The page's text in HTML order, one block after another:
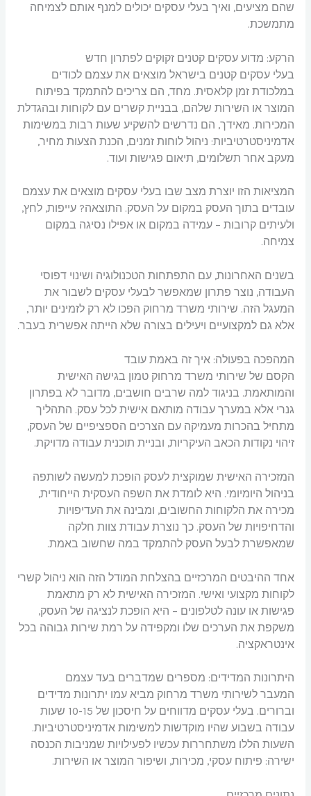
שהם מציעים, ואיך בעלי עסקים יכולים למנף אותם לצמיחה
מתמשכת.
הרקע: מדוע עסקים קטנים זקוקים לפתרון חדש
בעלי עסקים קטנים בישראל מוצאים את עצמם לכודים
במלכודת זמן קלאסית. מחד, הם צריכים להתמקד בפיתוח
המוצר או השירות שלהם, בבניית קשרים עם לקוחות ובהגדלת
המכירות. מאידך, הם נדרשים להשקיע שעות רבות במשימות
אדמיניסטרטיביות: ניהול לוחות זמנים, הכנת הצעות מחיר,
מעקב אחר תשלומים, תיאום פגישות ועוד.
המציאות הזו יוצרת מצב שבו בעלי עסקים מוצאים את עצמם
עובדים בתוך העסק במקום על העסק. התוצאה? עייפות, לחץ,
ולעיתים קרובות – עמידה במקום או אפילו נסיגה במקום
צמיחה.
בשנים האחרונות, עם התפתחות הטכנולוגיה ושינוי דפוסי
העבודה, נוצר פתרון שמאפשר לבעלי עסקים לשבור את
המעגל הזה. שירותי משרד מרחוק הפכו לא רק לזמינים יותר,
אלא גם למקצועיים ויעילים בצורה שלא הייתה אפשרית בעבר.
המהפכה בפעולה: איך זה באמת עובד
הקסם של שירותי משרד מרחוק טמון בגישה האישית
והמותאמת. בניגוד למה שרבים חושבים, מדובר לא בפתרון
גנרי אלא במערך עבודה מותאם אישית לכל עסק. התהליך
מתחיל בהכרות מעמיקה עם הצרכים הספציפיים של העסק,
זיהוי נקודות הכאב העיקריות, ובניית תוכנית עבודה מדויקת.
המזכירה האישית שמוקצית לעסק הופכת למעשה לשותפה
בניהול היומיומי. היא לומדת את השפה העסקית הייחודית,
מכירה את הלקוחות החשובים, ומבינה את העדיפויות
והדחיפויות של העסק. כך נוצרת עבודת צוות חלקה
שמאפשרת לבעל העסק להתמקד במה שחשוב באמת.
אחד ההיבטים המרכזיים בהצלחת המודל הזה הוא ניהול קשרי
לקוחות מקצועי ואישי. המזכירה האישית לא רק מתאמת
פגישות או עונה לטלפונים – היא הופכת לנציגה של העסק,
משקפת את הערכים שלו ומקפידה על רמת שירות גבוהה בכל
אינטראקציה.
היתרונות המדידים: מספרים שמדברים בעד עצמם
המעבר לשירותי משרד מרחוק מביא עמו יתרונות מדידים
וברורים. בעלי עסקים מדווחים על חיסכון של 10-15 שעות
עבודה בשבוע שהיו מוקדשות למשימות אדמיניסטרטיביות.
השעות הללו משתחררות עכשיו לפעילויות שמניבות הכנסה
ישירה: פיתוח עסקי, מכירות, ושיפור המוצר או השירות.